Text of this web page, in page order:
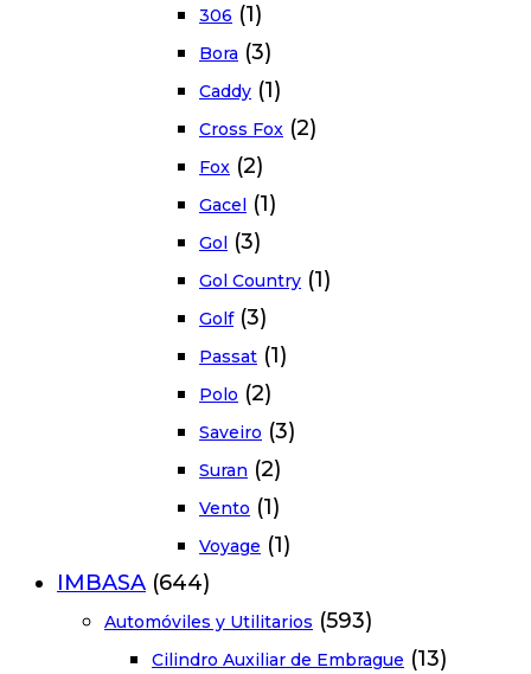
306 (1)
Bora (3)
Caddy (1)
Cross Fox (2)
Fox (2)
Gacel (1)
Gol (3)
Gol Country (1)
Golf (3)
Passat (1)
Polo (2)
Saveiro (3)
Suran (2)
Vento (1)
Voyage (1)
IMBASA (644)
Automóviles y Utilitarios (593)
Cilindro Auxiliar de Embrague (13)